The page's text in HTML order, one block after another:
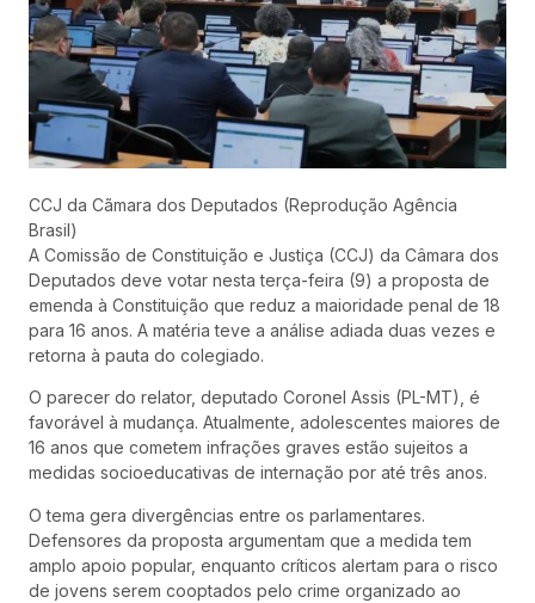
CCJ da Cãmara dos Deputados (Reprodução Agência
Brasil)
A Comissão de Constituição e Justiça (CCJ) da Câmara dos
Deputados deve votar nesta terça-feira (9) a proposta de
emenda à Constituição que reduz a maioridade penal de 18
para 16 anos. A matéria teve a análise adiada duas vezes e
retorna à pauta do colegiado.
O parecer do relator, deputado Coronel Assis (PL-MT), é
favorável à mudança. Atualmente, adolescentes maiores de
16 anos que cometem infrações graves estão sujeitos a
medidas socioeducativas de internação por até três anos.
O tema gera divergências entre os parlamentares.
Defensores da proposta argumentam que a medida tem
amplo apoio popular, enquanto críticos alertam para o risco
de jovens serem cooptados pelo crime organizado ao